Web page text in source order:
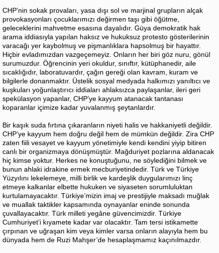
CHP’nin sokak provaları, yasa dışı sol ve marjinal grupların alçak
provokasyonları çocuklarımızı değirmen taşı gibi öğütme,
geleceklerini mahvetme esasına dayalıdır. Güya demokratik hak
arama iddiasıyla yapılan haksız ve hukuksuz protesto gösterilerinin
varacağı yer kaybolmuş ve pişmanlıklara hapsolmuş bir hayattır.
Hiçbir evladımızdan vazgeçemeyiz. Onların her biri göz nuru, gönül
surumuzdur. Öğrencinin yeri okuldur, sınıftır, kütüphanedir, aile
sıcaklığıdır, laboratuvardır, çağın gereği olan kavram, kuram ve
bilgilerle donanmaktır. Üstelik sosyal medyada halkımızı yanıltıcı ve
kuşkuları yoğunlaştırıcı iddiaları ahlaksızca paylaşanlar, ileri geri
spekülasyon yapanlar, CHP’ye kayyum atanacak tantanası
koparanlar içimize kadar yuvalanmış şeytanlardır.
Bir kaşık suda fırtına çıkaranların niyeti halis ve hakkaniyetli değildir.
CHP’ye kayyum hem doğru değil hem de mümkün değildir. Zira CHP
zaten fiili vesayet ve kayyum yönetimiyle kendi kendini yiyip bitiren
canlı bir organizmaya dönüşmüştür. Mağduriyet pozlarına aldanacak
hiç kimse yoktur. Herkes ne konuştuğunu, ne söylediğini bilmek ve
bunun ahlaki idrakine ermek mecburiyetindedir. Türk ve Türkiye
Yüzyılını lekelemeye, milli birlik ve kardeşlik duygularımızı linç
etmeye kalkanlar elbette hukuken ve siyaseten sorumluluktan
kurtulamayacaktır. Türkiye’mizin imaj ve prestijiyle maksadı muğlak
ve muallak taktikler kapsamında oynayanlar eninde sonunda
çuvallayacaktır. Türk milleti yegâne güvencimizdir. Türkiye
Cumhuriyet’i kıyamete kadar var olacaktır. Tam tersi istikamette
çırpınan ve uğraşan kim veya kimler varsa onların alayıyla hem bu
dünyada hem de Ruzi Mahşer’de hesaplaşmamız kaçınılmazdır.